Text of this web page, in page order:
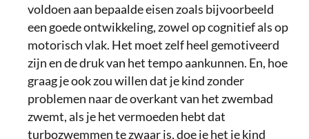
voldoen aan bepaalde eisen zoals bijvoorbeeld
een goede ontwikkeling, zowel op cognitief als op
motorisch vlak. Het moet zelf heel gemotiveerd
zijn en de druk van het tempo aankunnen. En, hoe
graag je ook zou willen dat je kind zonder
problemen naar de overkant van het zwembad
zwemt, als je het vermoeden hebt dat
turbozwemmen te zwaar is, doe je het je kind